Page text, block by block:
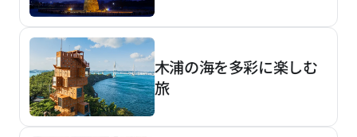
木浦の海を多彩に楽しむ
旅